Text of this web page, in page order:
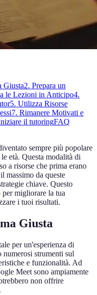
Giusta2. Prepara un
le Lezioni in Anticipo4.
5. Utilizza Risorse
7. Rimanere Motivati e
il tutoringFAQ
sempre più popolare
età. Questa modalità di
a risorse che prima erano
massimo da queste
chiave. Questo
per migliorare la tua
i tuoi risultati.
Giusta
per un'esperienza di
strumenti sul
e funzionalità. Ad
Meet sono ampiamente
non offrire